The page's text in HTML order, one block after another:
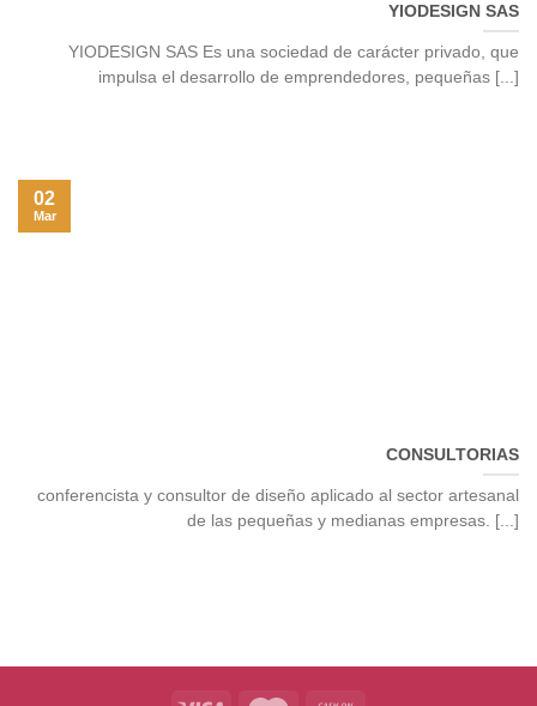
YIODESIGN SAS
YIODESIGN SAS Es una sociedad de carácter privado, que
impulsa el desarrollo de emprendedores, pequeñas [...]
CONSULTORIAS
conferencista y consultor de diseño aplicado al sector artesanal
de las pequeñas y medianas empresas. [...]
02
Mar